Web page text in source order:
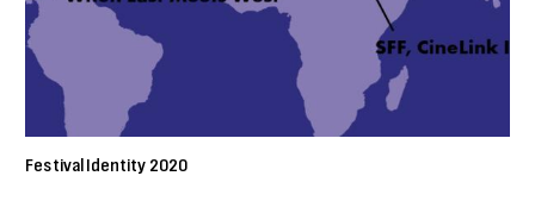
Festival Identity 2020